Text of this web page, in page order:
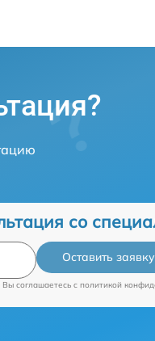
со
Оставить заявку
соглашаетесь c политикой